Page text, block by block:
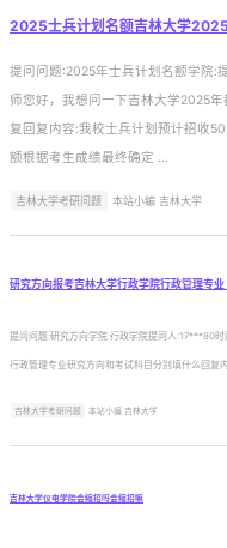
2025士兵计划名额吉林大学
提问问题:2025年士兵计划名额学院
师您好，我想问一下吉林大学2025
复回复内容:我校士兵计划预计招收
额根据考生成绩最终确定 ...
吉林大学考研问题 本站小编 吉林大学
研究方向报考吉林大学行政学院行政管理专
提问问题:研究方向学院:行政学院提问人:17***80
行政管理专业研究方向和考试科目分别填什么回复
吉林大学考研问题 本站小编 吉林大学
吉林大学仪电学院会缩招吗会缩招嘛